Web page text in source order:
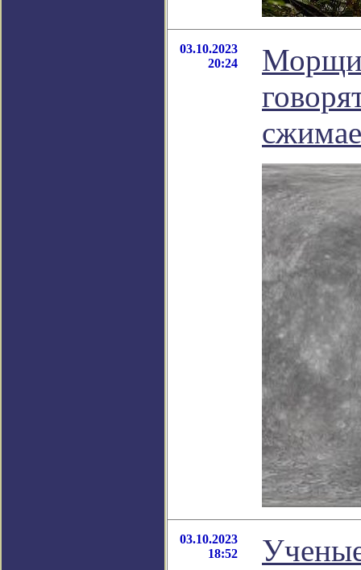
03.10.2023
20:24
03.10.2023
18:52